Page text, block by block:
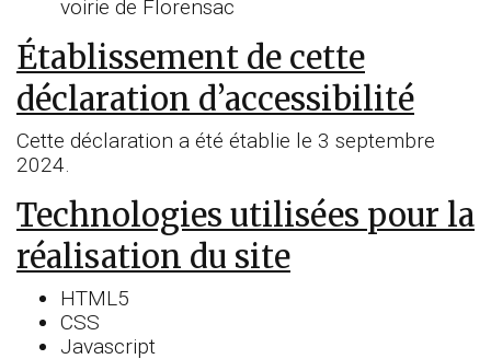
voirie de Florensac
Établissement de cette
déclaration d’accessibilité
Cette déclaration a été établie le 3 septembre
2024.
Technologies utilisées pour la
réalisation du site
HTML5
CSS
Javascript